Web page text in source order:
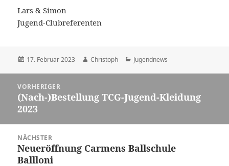
Lars & Simon
Jugend-Clubreferenten
Veröffentlicht
17. Februar 2023 Autor
Christoph Kategorien
Jugendnews
VORHERIGER
Vorheriger
Beitrag:
(Nach-)Bestellung TCG-Jugend-Kleidung
2023
NÄCHSTER
Nächster
Beitrag:
Neueröffnung Carmens Ballschule
Ballloni